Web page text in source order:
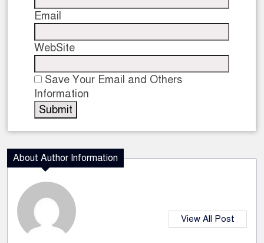
Email
WebSite
Save Your Email and Others
Information
About Author Information
View All Post